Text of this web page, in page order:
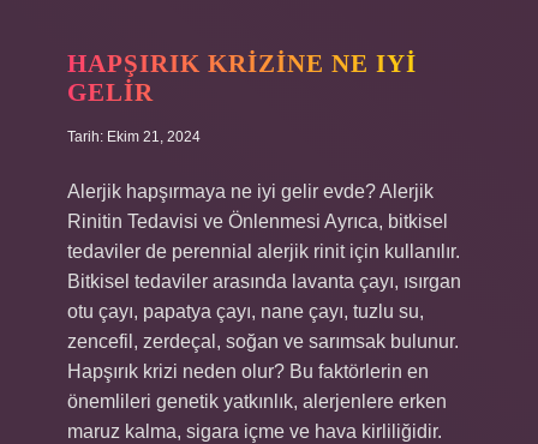
HAPŞIRIK KRIZINE NE IYI
GELIR
Tarih: Ekim 21, 2024
Alerjik hapşırmaya ne iyi gelir evde? Alerjik
Rinitin Tedavisi ve Önlenmesi Ayrıca, bitkisel
tedaviler de perennial alerjik rinit için kullanılır.
Bitkisel tedaviler arasında lavanta çayı, ısırgan
otu çayı, papatya çayı, nane çayı, tuzlu su,
zencefil, zerdeçal, soğan ve sarımsak bulunur.
Hapşırık krizi neden olur? Bu faktörlerin en
önemlileri genetik yatkınlık, alerjenlere erken
maruz kalma, sigara içme ve hava kirliliğidir.